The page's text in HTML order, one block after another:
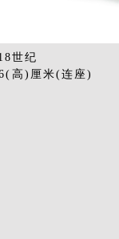
世纪
高)厘米(连座)